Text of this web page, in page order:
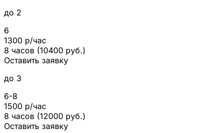
до 2
6
1300 р/час
8 часов (10400 руб.)
Оставить заявку
до 3
6-8
1500 р/час
8 часов (12000 руб.)
Оставить заявку